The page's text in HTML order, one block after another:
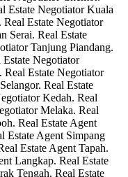
Estate Negotiator Kuala
Estate Negotiator
Serai. Real Estate
Tanjung Piandang.
Negotiator
Estate Negotiator
Real Estate
Kedah. Real
Melaka. Real
Real Estate Agent
Estate Agent Simpang
Estate Agent Tapah.
Langkap. Real Estate
Tengah. Real Estate